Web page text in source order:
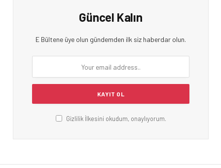
Güncel Kalın
E Bültene üye olun gündemden ilk siz haberdar olun.
Gizlilik İlkesini okudum, onaylıyorum.